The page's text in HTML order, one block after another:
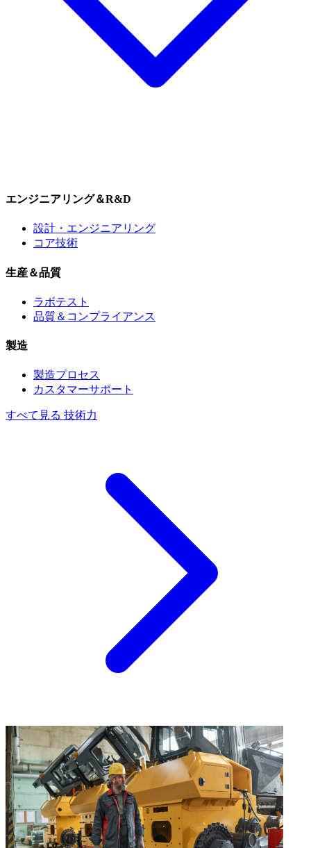
エンジニアリング＆R&D
設計・エンジニアリング
コア技術
生産＆品質
ラボテスト
品質＆コンプライアンス
製造
製造プロセス
カスタマーサポート
すべて見る 技術力